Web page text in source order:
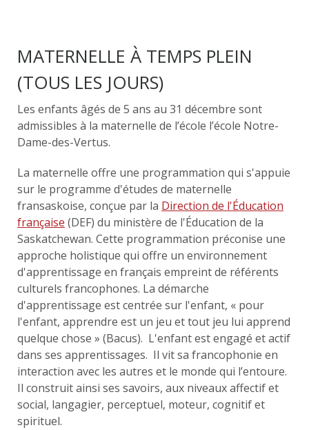
MATERNELLE À TEMPS PLEIN
(TOUS LES JOURS)
Les enfants âgés de 5 ans au 31 décembre sont
admissibles à la maternelle de l’école l’école Notre-
Dame-des-Vertus.
La maternelle offre une programmation qui s'appuie
sur le programme d'études de maternelle
fransaskoise, conçue par la Direction de l'Éducation
française (DEF) du ministère de l'Éducation de la
Saskatchewan. Cette programmation préconise une
approche holistique qui offre un environnement
d'apprentissage en français empreint de référents
culturels francophones. La démarche
d'apprentissage est centrée sur l'enfant, « pour
l'enfant, apprendre est un jeu et tout jeu lui apprend
quelque chose » (Bacus). L'enfant est engagé et actif
dans ses apprentissages. Il vit sa francophonie en
interaction avec les autres et le monde qui l’entoure.
Il construit ainsi ses savoirs, aux niveaux affectif et
social, langagier, perceptuel, moteur, cognitif et
spirituel.